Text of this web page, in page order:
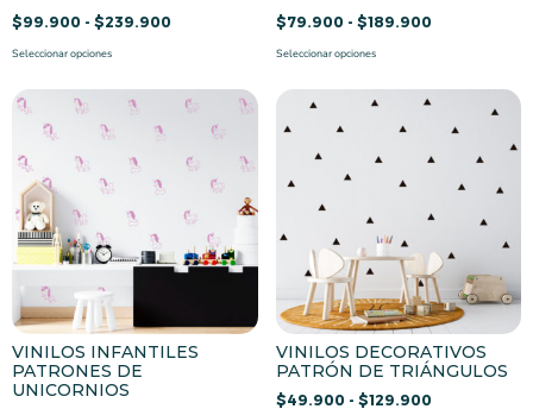
$99.900 - $239.900
Seleccionar opciones
$79.900 - $189.900
Seleccionar opciones
VINILOS INFANTILES
PATRONES DE
UNICORNIOS
VINILOS DECORATIVOS
PATRÓN DE TRIÁNGULOS
$49.900 - $129.900